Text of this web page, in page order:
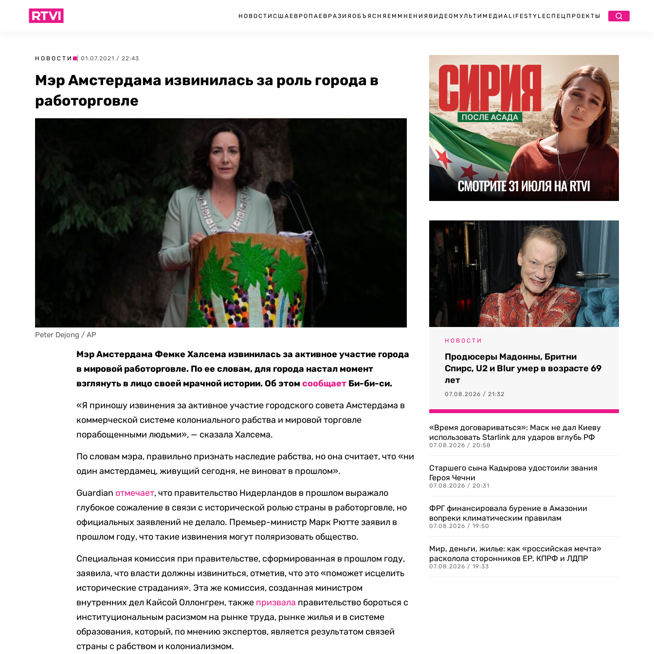
НОВОСТИ США ЕВРОПА ЕВРАЗИЯ ОБЪЯСНЯЕМ МНЕНИЯ ВИДЕО МУЛЬТИМЕДИА LIFESTYLEСПЕЦПРОЕКТЫ
НОВОСТИ | 01.07.2021 / 22:43
Мэр Амстердама извинилась за роль города в
работорговле
Peter Dejong / AP
Мэр Амстердама Фемке Халсема извинилась за активное участие города
в мировой работорговле. По ее словам, для города настал момент
взглянуть в лицо своей мрачной истории. Об этомсообщает Би-би-си.
«Я приношу извинения за активное участие городского совета Амстердама в
коммерческой системе колониального рабства и мировой торговле
порабощенными людьми», — сказала Халсема.
По словам мэра, правильно признать наследие рабства, но она считает, что «ни
один амстердамец, живущий сегодня, не виноват в прошлом».
Guardian отмечает, что правительство Нидерландов в прошлом выражало
глубокое сожаление в связи с исторической ролью страны в работорговле, но
официальных заявлений не делало. Премьер-министр Марк Рютте заявил в
прошлом году, что такие извинения могут поляризовать общество.
Специальная комиссия при правительстве, сформированная в прошлом году,
заявила, что власти должны извиниться, отметив, что это «поможет исцелить
исторические страдания». Эта же комиссия, созданная министром
внутренних дел Кайсой Оллонгрен, также призвала правительство бороться с
институциональным расизмом на рынке труда, рынке жилья и в системе
образования, который, по мнению экспертов, является результатом связей
страны с рабством и колониализмом.
НОВОСТИ
Продюсеры Мадонны, Бритни
Спирс, U2 и Blur умер в возрасте 69
лет
07.08.2026 / 21:32
«Время договариваться»: Маск не дал Киеву
использовать Starlink для ударов вглубь РФ
07.08.2026 / 20:58
Старшего сына Кадырова удостоили звания
Героя Чечни
07.08.2026 / 20:31
ФРГ финансировала бурение в Амазонии
вопреки климатическим правилам
07.08.2026 / 19:50
Мир, деньги, жилье: как «российская мечта»
расколола сторонников ЕР, КПРФ и ЛДПР
07.08.2026 / 19:33